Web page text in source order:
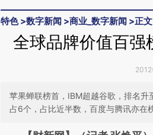
特色>数字新闻 >商业_数字新闻 >正文
全球品牌价值百强
苹果蝉联榜首，IBM超越谷歌，排名
占6个，占比近半数，百度与腾讯亦在